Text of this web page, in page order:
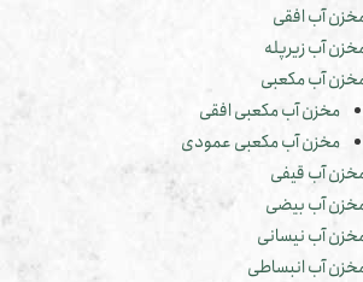
افقی
زیرپله
مکعبی
آب مکعبی افقی
آب مکعبی عمودی
قیفی
بیضی
نیسانی
انبساطی